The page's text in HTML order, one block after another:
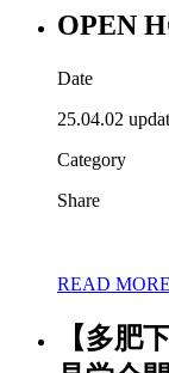
OPEN
Date
25.04.02
Category
Share
READ MORE
【多肥